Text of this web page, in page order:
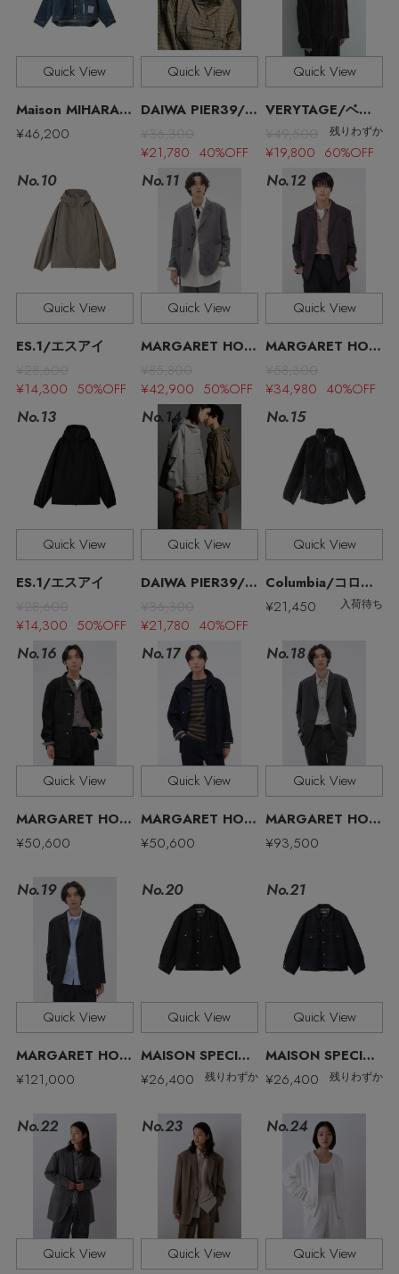
チャーム・ストラップ
その他(傘・ハンカチ・時計など)
エディター厳選ギフト
MAX80%OFF！ FINAL SALE開催中
Stay inthe Loop
ELLE SHOP 公式アプリ
Quick View
Maison MIHARA YASUHIRO/メゾン ミハラヤスヒロ
¥46,200
Quick View
DAIWA PIER39/ダイワ ピア39
¥36,300
¥21,780 40%OFF
Quick View
VERYTAGE/ベリーテイジ
¥49,500
残りわずか
¥19,800 60%OFF
No.10
Quick View
ES.1/エスアイ
¥28,600
¥14,300 50%OFF
No.11
Quick View
MARGARET HOWELL MEN/マーガレット・ハウエル メン
¥85,800
¥42,900 50%OFF
No.12
Quick View
MARGARET HOWELL MEN/マーガレット・ハウエル メン
¥58,300
¥34,980 40%OFF
No.13
Quick View
ES.1/エスアイ
¥28,600
¥14,300 50%OFF
No.14
Quick View
DAIWA PIER39/ダイワ ピア39
¥36,300
¥21,780 40%OFF
No.15
Quick View
Columbia/コロンビア
¥21,450
入荷待ち
No.16
Quick View
MARGARET HOWELL MEN/マーガレット・ハウエル メン
¥50,600
No.17
Quick View
MARGARET HOWELL MEN/マーガレット・ハウエル メン
¥50,600
No.18
Quick View
MARGARET HOWELL MEN/マーガレット・ハウエル メン
¥93,500
No.19
Quick View
MARGARET HOWELL MEN/マーガレット・ハウエル メン
¥121,000
No.20
Quick View
MAISON SPECIAL/メゾンスペシャル
¥26,400
残りわずか
No.21
Quick View
MAISON SPECIAL/メゾンスペシャル
¥26,400
残りわずか
No.22
Quick View
No.23
Quick View
No.24
Quick View